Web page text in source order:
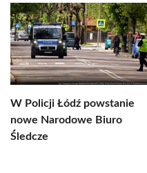
W Policji Łódź powstanie
nowe Narodowe Biuro
Śledcze